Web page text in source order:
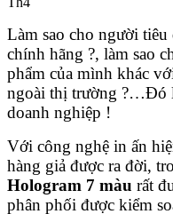
Làm sao cho người
chính hãng ?, làm sao
phẩm của mình khác
ngoài thị trường ?…Đó
doanh nghiệp !
Với công nghệ in ấn
hàng giả được ra đời,
Hologram 7 màu rất
phân phối được kiểm